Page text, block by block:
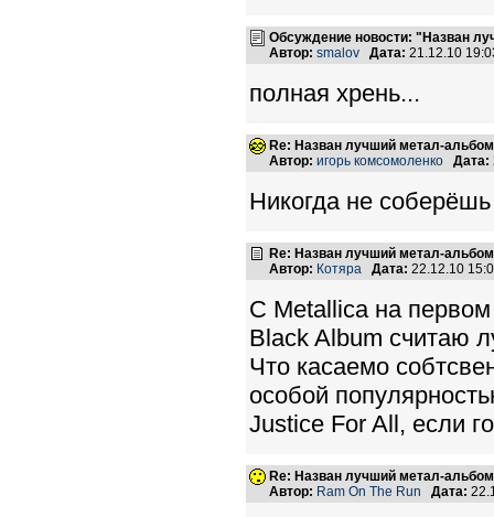
Обсуждение новости: "Назван
Автор: smalov Дата: 21.12.10
полная хрень...
Re: Назван лучший метал-
Автор: игорь комсомоленко Дата:
Никогда не
Re: Назван лучший метал-
Автор: Котяра Дата: 22.12.10
С Metallica на
Black Album считаю
Что касаемо
особой
Justice For All, если
Re: Назван лучший метал-
Автор: Ram On The Run Дата: